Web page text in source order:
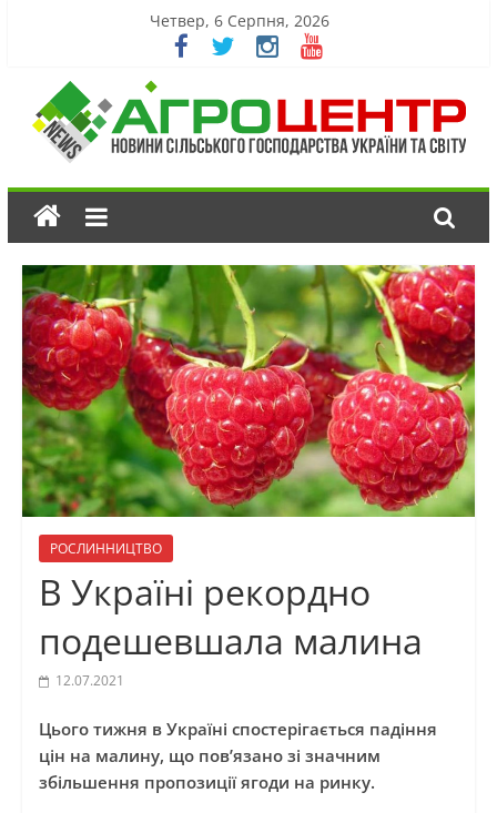
Четвер, 6 Серпня, 2026
РОСЛИННИЦТВО
В Україні рекордно
подешевшала малина
12.07.2021
Цього тижня в Україні спостерігається падіння
цін на малину, що пов’язано зі значним
збільшення пропозиції ягоди на ринку.